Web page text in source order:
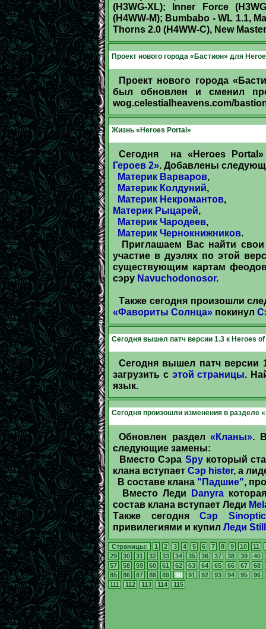
(H3WG-XL); Inner Force
(H4WW-M); Bumbabo - WL 1.1,
Thorns 2.0 (H4WW-C), New
Проект нового города «Бастион» для
Проект нового города
был обновлен и сменил
wog.celestialheavens.com/
Жизнь «Heroes Portal»
Сегодня на «Heroes
Героев 2». Добавлены
Материк Варваров,
Материк Колдуний,
Материк Некромантов,
Материк Рыцарей,
Материк Чародеев,
Материк Чернокнижников.
Приглашаем Вас найти
участие в дуэлях по этой
существующим картам
сэру Navuchodonosor.
Также сегодня произошли
«Фавориты Солнца» покинул
Сегодня вышел патч версии 1.3 к Heroes
Сегодня вышел патч версии
загрузить с этой страницы.
язык.
Сегодня произошли изменения в разделе
Обновлен раздел «Кланы».
следующие замены:
Вместо Сэра Spyкоторый
клана вступает Сэр hister, а
В составе клана "Падшие",
Вместо Леди Danyra
состав клана вступает Леди
Также сегодня Сэр Sinoptic
привилегиями и купил Леди
Страницы: 1 2 3 4 5 6 7 8 9 10 11
29
30 31 32 33 34 35 36 37 38 39
40
57
58 59 60 61 62 63 64 65 66 67
68
85
86 87 88 89 90 91 92 93 94 95
96
111
112 113 114 115